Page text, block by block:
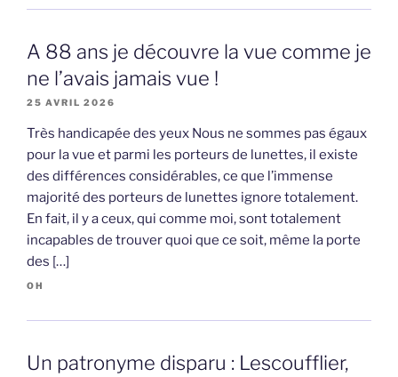
A 88 ans je découvre la vue comme je
ne l’avais jamais vue !
25 AVRIL 2026
Très handicapée des yeux Nous ne sommes pas égaux
pour la vue et parmi les porteurs de lunettes, il existe
des différences considérables, ce que l’immense
majorité des porteurs de lunettes ignore totalement.
En fait, il y a ceux, qui comme moi, sont totalement
incapables de trouver quoi que ce soit, même la porte
des […]
OH
Un patronyme disparu : Lescoufflier,